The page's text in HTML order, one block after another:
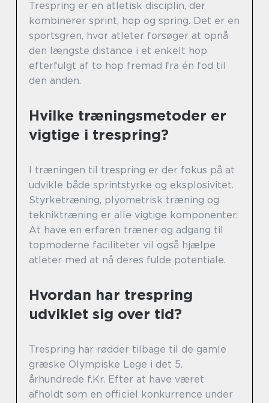
Trespring er en atletisk disciplin, der
kombinerer sprint, hop og spring. Det er en
sportsgren, hvor atleter forsøger at opnå
den længste distance i et enkelt hop
efterfulgt af to hop fremad fra én fod til
den anden.
Hvilke træningsmetoder er
vigtige i trespring?
I træningen til trespring er der fokus på at
udvikle både sprintstyrke og eksplosivitet.
Styrketræning, plyometrisk træning og
tekniktræning er alle vigtige komponenter.
At have en erfaren træner og adgang til
topmoderne faciliteter vil også hjælpe
atleter med at nå deres fulde potentiale.
Hvordan har trespring
udviklet sig over tid?
Trespring har rødder tilbage til de gamle
græske Olympiske Lege i det 5.
århundrede f.Kr. Efter at have været
afholdt som en officiel konkurrence under